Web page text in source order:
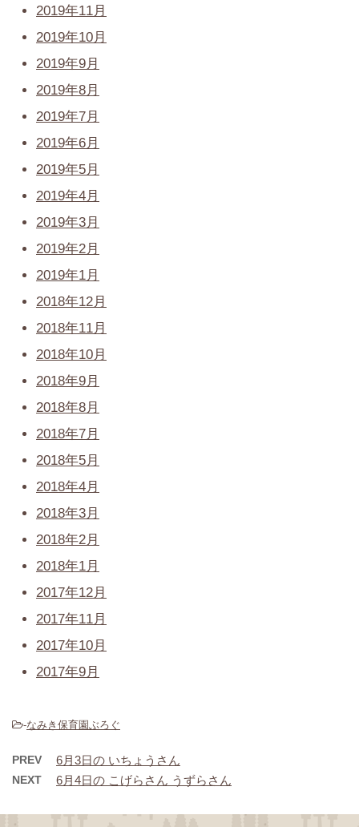
2019年11月
2019年10月
2019年9月
2019年8月
2019年7月
2019年6月
2019年5月
2019年4月
2019年3月
2019年2月
2019年1月
2018年12月
2018年11月
2018年10月
2018年9月
2018年8月
2018年7月
2018年5月
2018年4月
2018年3月
2018年2月
2018年1月
2017年12月
2017年11月
2017年10月
2017年9月
-なみき保育園ぶろぐ
PREV 6月3日の いちょうさん
NEXT 6月4日の こげらさん うずらさん